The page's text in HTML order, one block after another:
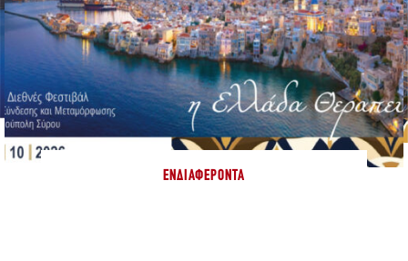
ΕΝΔΙΑΦΈΡΟΝΤΑ